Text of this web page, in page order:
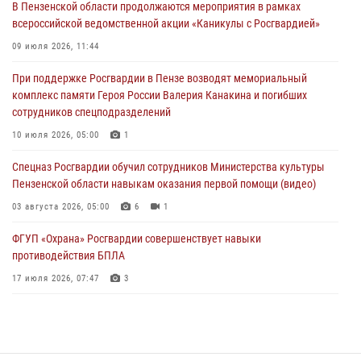
В Пензе при силовой поддержке Росгвардии пресечена
деятельность ОПГ, маскировавшейся под реабилитационный центр
04 августа 2026, 07:05
В Управлении Росгвардии по Пензенской области подвели итоги
работы за первое полугодие 2026 года
В Пензенской области продолжаются мероприятия в рамках
всероссийской ведомственной акции «Каникулы с Росгвардией»
09 июля 2026, 11:44
При поддержке Росгвардии в Пензе возводят мемориальный
комплекс памяти Героя России Валерия Канакина и погибших
сотрудников спецподразделений
10 июля 2026, 05:00 1
Спецназ Росгвардии обучил сотрудников Министерства культуры
Пензенской области навыкам оказания первой помощи (видео)
03 августа 2026, 05:00 6 1
ФГУП «Охрана» Росгвардии совершенствует навыки
противодействия БПЛА
17 июля 2026, 07:47 3